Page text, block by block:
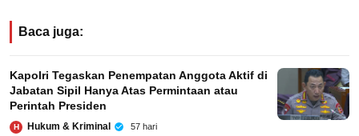
Baca juga:
Kapolri Tegaskan Penempatan Anggota Aktif di
Jabatan Sipil Hanya Atas Permintaan atau
Perintah Presiden
H Hukum & Kriminal 57 hari